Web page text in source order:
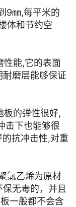
9㎜,每平米的
体和节约空
性能,它的表面
磨层能够保证
板的弹性很好,
击下也能够很
抗冲击性,对重
氯乙烯为原材
无毒的，并且
一般都不会含